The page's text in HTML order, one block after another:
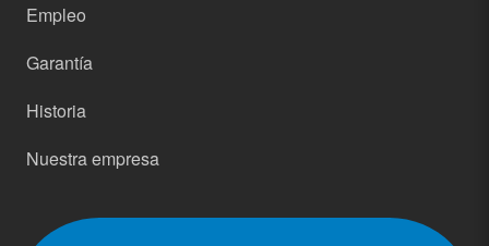
Empleo
Garantía
Historia
Nuestra empresa